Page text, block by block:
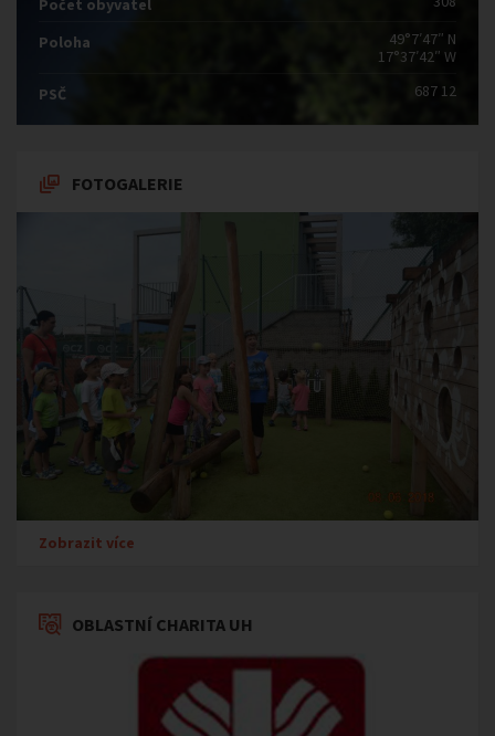
Počet obyvatel
Poloha
49°7′47″ N
17°37′42″ W
PSČ
687 12
FOTOGALERIE
Zobrazit více
OBLASTNÍ CHARITA UH